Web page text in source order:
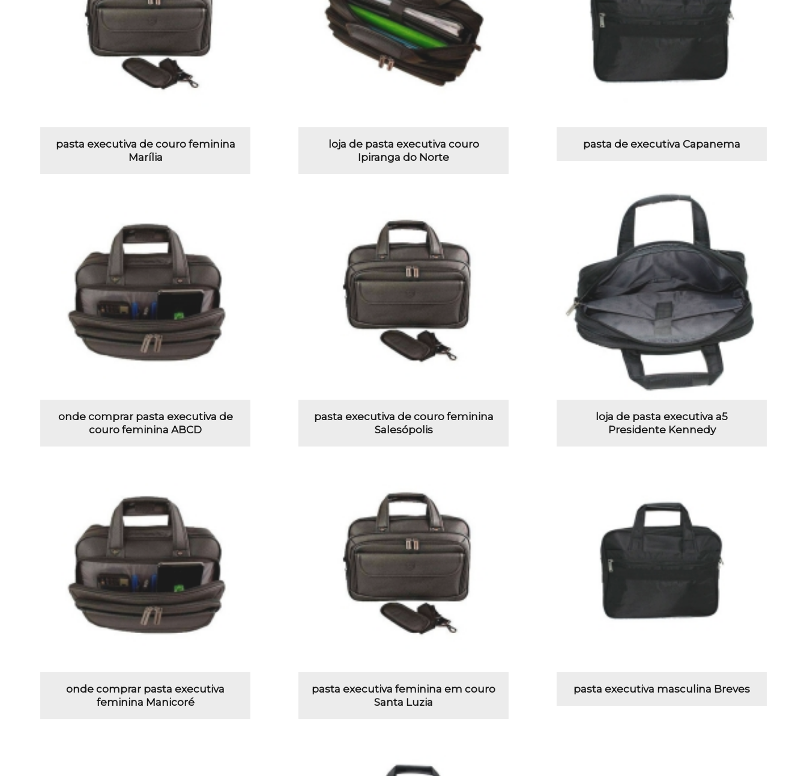
pasta executiva de couro feminina
Marília
loja de pasta executiva couro
Ipiranga do Norte
pasta de executiva Capanema
onde comprar pasta executiva de
couro feminina ABCD
pasta executiva de couro feminina
Salesópolis
loja de pasta executiva a5
Presidente Kennedy
onde comprar pasta executiva
feminina Manicoré
pasta executiva feminina em couro
Santa Luzia
pasta executiva masculina Breves